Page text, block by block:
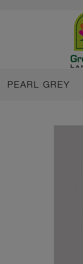
PEARL GREY